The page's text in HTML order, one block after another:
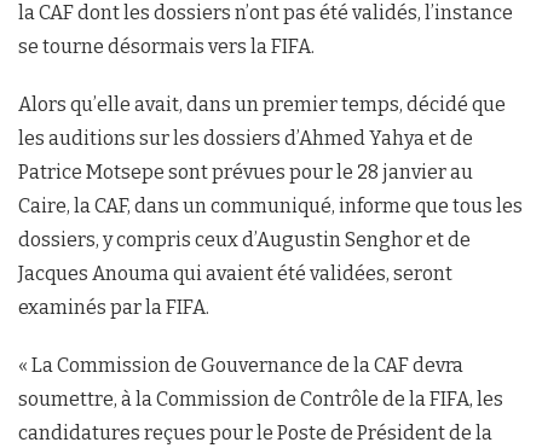
la CAF dont les dossiers n’ont pas été validés, l’instance
se tourne désormais vers la FIFA.
Alors qu’elle avait, dans un premier temps, décidé que
les auditions sur les dossiers d’Ahmed Yahya et de
Patrice Motsepe sont prévues pour le 28 janvier au
Caire, la CAF, dans un communiqué, informe que tous les
dossiers, y compris ceux d’Augustin Senghor et de
Jacques Anouma qui avaient été validées, seront
examinés par la FIFA.
« La Commission de Gouvernance de la CAF devra
soumettre, à la Commission de Contrôle de la FIFA, les
candidatures reçues pour le Poste de Président de la